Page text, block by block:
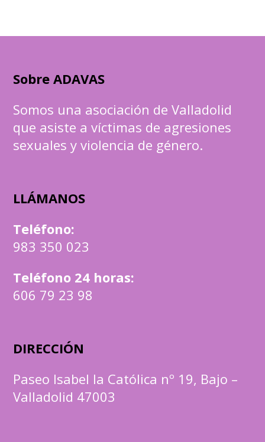
Sobre ADAVAS
Somos una asociación de Valladolid
que asiste a víctimas de agresiones
sexuales y violencia de género.
LLÁMANOS
Teléfono:
983 350 023
Teléfono 24 horas:
606 79 23 98
DIRECCIÓN
Paseo Isabel la Católica nº 19, Bajo –
Valladolid 47003